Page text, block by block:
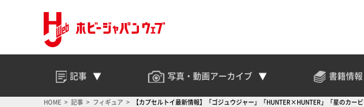
記事 写真・動画アーカイブ 書籍情報
HOME 記事 フィギュア 【カプセルトイ最新情報】「ゴジュウジャー」「HUNTER×HUNTER」「星のカー